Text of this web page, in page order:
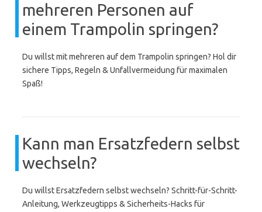
mehreren Personen auf
einem Trampolin springen?
Du willst mit mehreren auf dem Trampolin springen? Hol dir
sichere Tipps, Regeln & Unfallvermeidung für maximalen
Spaß!
Kann man Ersatzfedern selbst
wechseln?
Du willst Ersatzfedern selbst wechseln? Schritt-für-Schritt-
Anleitung, Werkzeugtipps & Sicherheits-Hacks für